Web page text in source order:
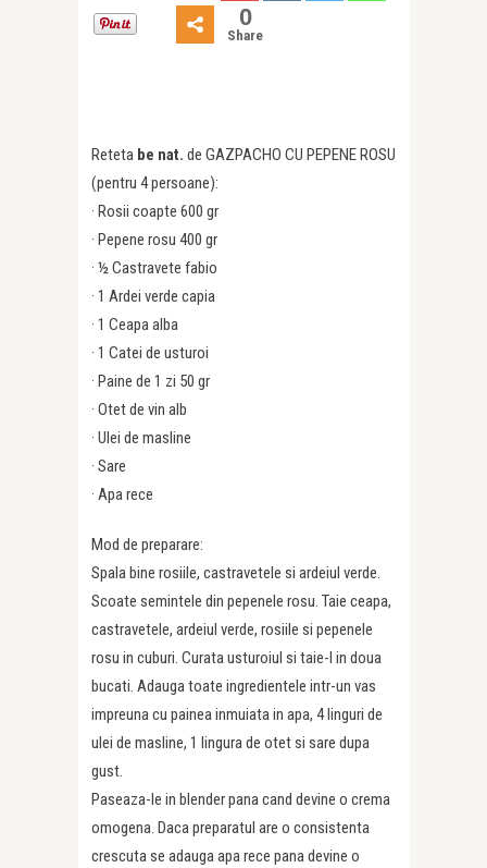
0
Share
Reteta be nat. de GAZPACHO CU PEPENE ROSU
(pentru 4 persoane):
· Rosii coapte 600 gr
· Pepene rosu 400 gr
· ½ Castravete fabio
· 1 Ardei verde capia
· 1 Ceapa alba
· 1 Catei de usturoi
· Paine de 1 zi 50 gr
· Otet de vin alb
· Ulei de masline
· Sare
· Apa rece
Mod de preparare:
Spala bine rosiile, castravetele si ardeiul verde.
Scoate semintele din pepenele rosu. Taie ceapa,
castravetele, ardeiul verde, rosiile si pepenele
rosu in cuburi. Curata usturoiul si taie-l in doua
bucati. Adauga toate ingredientele intr-un vas
impreuna cu painea inmuiata in apa, 4 linguri de
ulei de masline, 1 lingura de otet si sare dupa
gust.
Paseaza-le in blender pana cand devine o crema
omogena. Daca preparatul are o consistenta
crescuta se adauga apa rece pana devine o